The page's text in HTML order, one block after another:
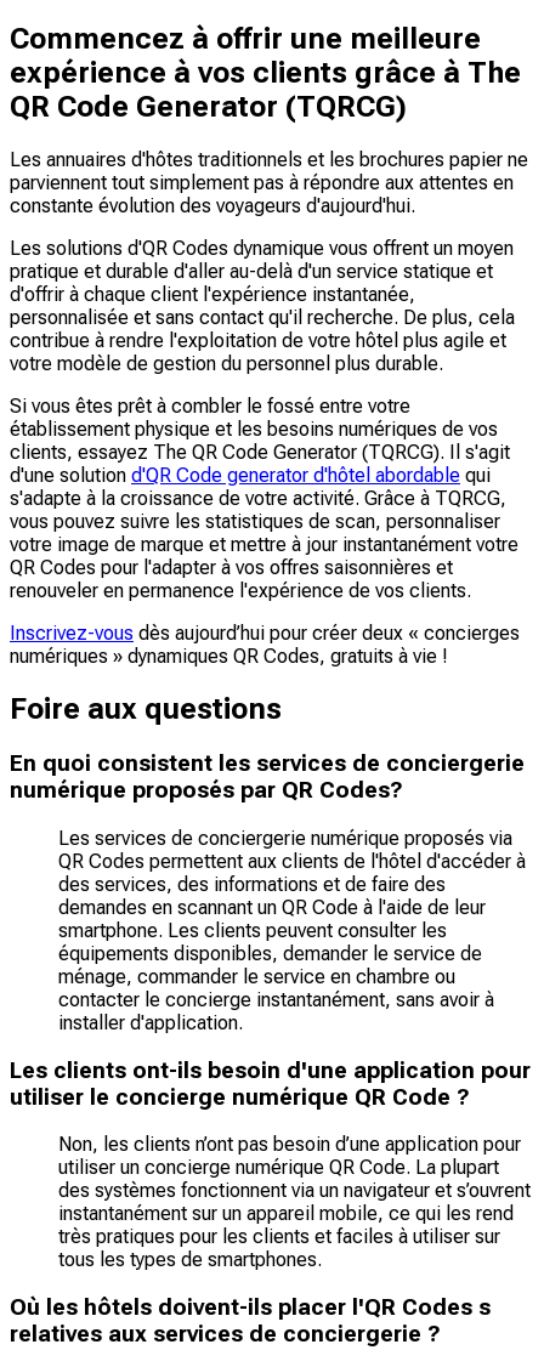
Commencez à offrir une meilleure
expérience à vos clients grâce à The
QR Code Generator (TQRCG)
Les annuaires d'hôtes traditionnels et les brochures papier ne
parviennent tout simplement pas à répondre aux attentes en
constante évolution des voyageurs d'aujourd'hui.
Les solutions d'QR Codes dynamique vous offrent un moyen
pratique et durable d'aller au-delà d'un service statique et
d'offrir à chaque client l'expérience instantanée,
personnalisée et sans contact qu'il recherche. De plus, cela
contribue à rendre l'exploitation de votre hôtel plus agile et
votre modèle de gestion du personnel plus durable.
Si vous êtes prêt à combler le fossé entre votre
établissement physique et les besoins numériques de vos
clients, essayez The QR Code Generator (TQRCG). Il s'agit
d'une solution d'QR Code generator d'hôtel abordable qui
s'adapte à la croissance de votre activité. Grâce à TQRCG,
vous pouvez suivre les statistiques de scan, personnaliser
votre image de marque et mettre à jour instantanément votre
QR Codes pour l'adapter à vos offres saisonnières et
renouveler en permanence l'expérience de vos clients.
Inscrivez-vous dès aujourd’hui pour créer deux « concierges
numériques » dynamiques QR Codes, gratuits à vie !
Foire aux questions
En quoi consistent les services de conciergerie
numérique proposés par QR Codes?
Les services de conciergerie numérique proposés via
QR Codes permettent aux clients de l'hôtel d'accéder à
des services, des informations et de faire des
demandes en scannant un QR Code à l'aide de leur
smartphone. Les clients peuvent consulter les
équipements disponibles, demander le service de
ménage, commander le service en chambre ou
contacter le concierge instantanément, sans avoir à
installer d'application.
Les clients ont-ils besoin d'une application pour
utiliser le concierge numérique QR Code ?
Non, les clients n’ont pas besoin d’une application pour
utiliser un concierge numérique QR Code. La plupart
des systèmes fonctionnent via un navigateur et s’ouvrent
instantanément sur un appareil mobile, ce qui les rend
très pratiques pour les clients et faciles à utiliser sur
tous les types de smartphones.
Où les hôtels doivent-ils placer l'QR Codes s
relatives aux services de conciergerie ?